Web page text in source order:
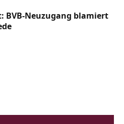
BVB-Neuzugang blamiert